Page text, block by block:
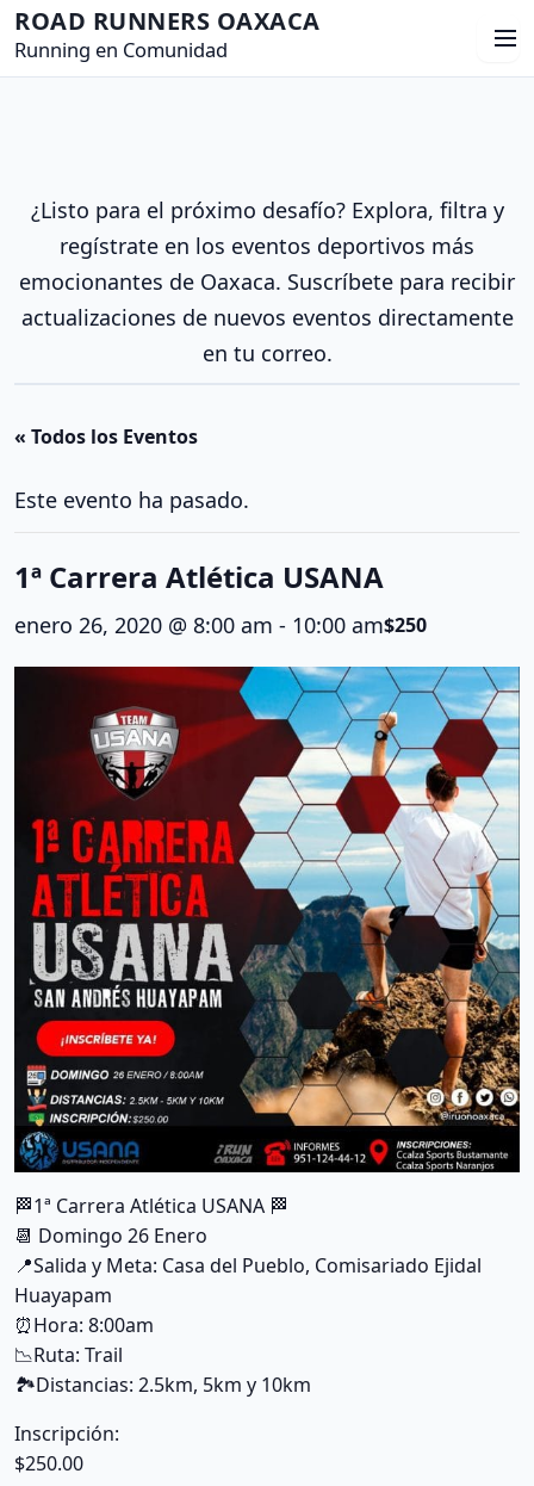
l
ROAD RUNNERS OAXACA
Running en Comunidad
M
e
¿Listo para el próximo desafío? Explora, filtra y
regístrate en los eventos deportivos más
emocionantes de Oaxaca. Suscríbete para recibir
actualizaciones de nuevos eventos directamente
en tu correo.
« Todos los Eventos
Este evento ha pasado.
1ª Carrera Atlética USANA
enero 26, 2020 @ 8:00 am - 10:00 am$250
🏁1ª Carrera Atlética USANA 🏁
📆 Domingo 26 Enero
📍Salida y Meta: Casa del Pueblo, Comisariado Ejidal
Huayapam
⏰Hora: 8:00am
📉Ruta: Trail
🏞Distancias: 2.5km, 5km y 10km
Inscripción:
$250.00